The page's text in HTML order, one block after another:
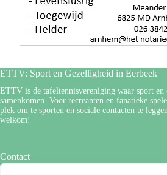
ETTV: Sport en Gezelligheid in Eerbeek
ETTV is de tafeltennisvereniging waar sport en
samenkomen. Voor recreanten en fanatieke
plek om te sporten en sociale contacten te
welkom!
Contact